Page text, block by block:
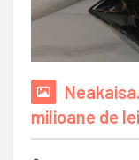
milioane de